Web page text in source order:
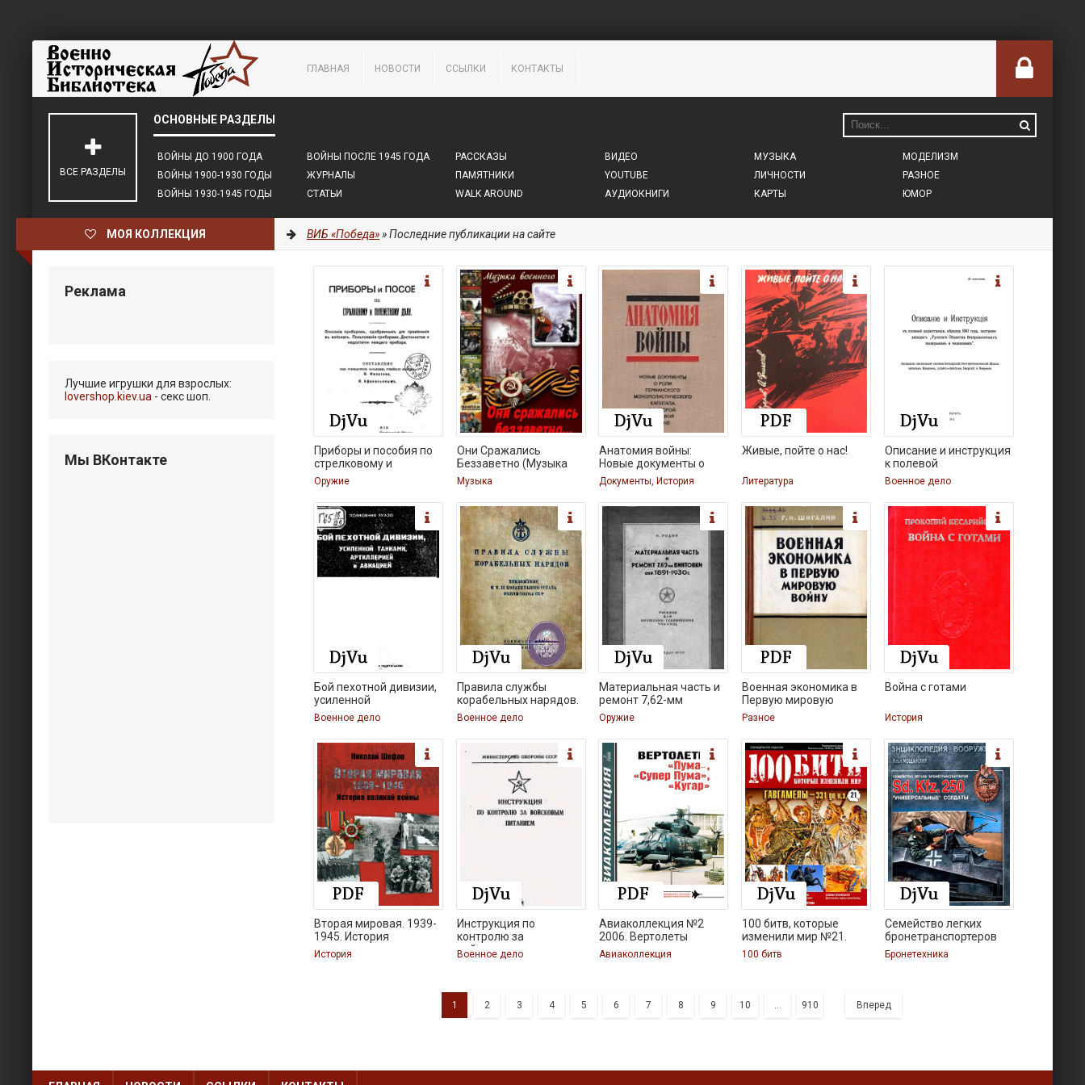
ГЛАВНАЯ НОВОСТИ ССЫЛКИ КОНТАКТЫ
ВОЙНЫ ДО 1900 ГОДА
ВОЙНЫ 1900-1930 ГОДЫ
ВОЙНЫ 1930-1945 ГОДЫ
ВОЙНЫ ПОСЛЕ 1945 ГОДА
ЖУРНАЛЫ
СТАТЬИ
РАССКАЗЫ
ПАМЯТНИКИ
WALK AROUND
ВИДЕО
YOUTUBE
АУДИОКНИГИ
МУЗЫКА
ЛИЧНОСТИ
КАРТЫ
МОДЕЛИЗМ
РАЗНОЕ
ЮМОР
ВСЕ РАЗДЕЛЫ
МОЯ КОЛЛЕКЦИЯ ВИБ «Победа»» Последние публикации на сайте
Приборы и пособия по
стрелковому и
Оружие
Они Сражались
Беззаветно (Музыка
Музыка
Анатомия войны:
Новые документы о
роли
Документы, История
Живые, пойте о нас!
Литература
Описание и инструкция
к полевой
Военное дело
Бой пехотной дивизии,
усиленной
Военное дело
Правила службы
корабельных нарядов.
Военное дело
Материальная часть и
ремонт 7,62-мм
Оружие
Военная экономика в
Первую мировую
Разное
Война с готами
История
Вторая мировая. 1939-
1945. История
История
Инструкция по
контролю за
войсковым
Военное дело
Авиаколлекция №2
2006. Вертолеты
Авиаколлекция
100 битв, которые
изменили мир №21.
100 битв
Семейство легких
бронетранспортеров
Бронетехника
1 2 3 4 5 6 7 8 9 10 ... 910 Вперед
Реклама
Лучшие игрушки для взрослых:
lovershop.kiev.ua - секс шоп.
Мы ВКонтакте